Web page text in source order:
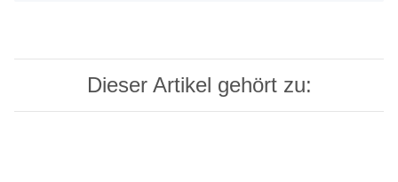
Dieser Artikel gehört zu: